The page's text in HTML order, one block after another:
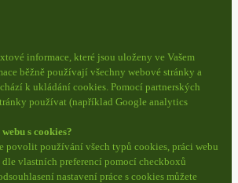
informace, které jsou uloženy ve Vašem
běžně používají všechny webové stránky a
k ukládání cookies. Pomocí partnerských
používat (například Google analytics
s cookies?
povolit používání všech typů cookies, práci webu
vlastních preferencí pomocí checkboxů
nastavení práce s cookies můžete